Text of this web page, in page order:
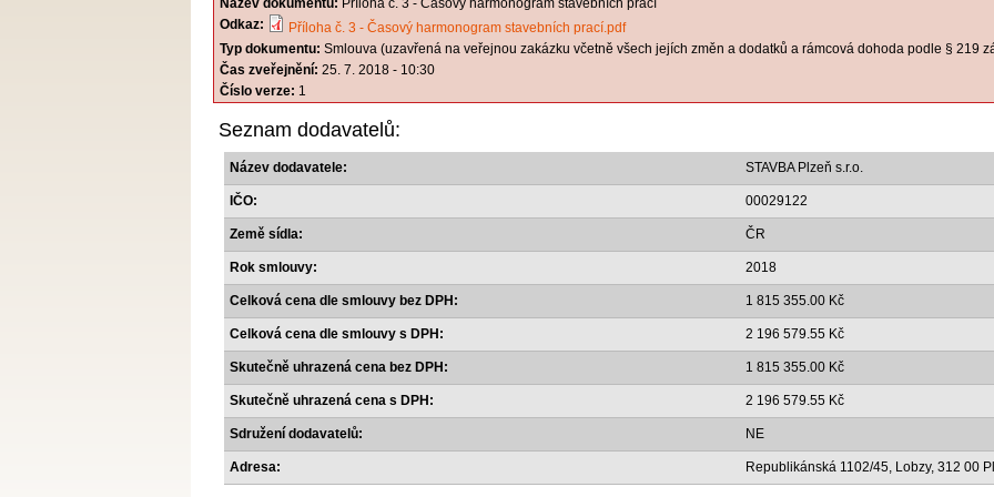
Název dokumentu: Příloha č. 3 - Časový harmonogram stavebních prací
Odkaz:
Příloha č. 3 - Časový harmonogram stavebních prací.pdf
Typ dokumentu: Smlouva (uzavřená na veřejnou zakázku včetně všech jejích změn a dodatků a rámcová dohoda podle § 219
Čas zveřejnění: 25. 7. 2018 - 10:30
Číslo verze: 1
Seznam dodavatelů:
Název dodavatele: STAVBA Plzeň s.r.o.
IČO: 00029122
Země sídla: ČR
Rok smlouvy: 2018
Celková cena dle smlouvy bez DPH: 1 815 355.00 Kč
Celková cena dle smlouvy s DPH: 2 196 579.55 Kč
Skutečně uhrazená cena bez DPH: 1 815 355.00 Kč
Skutečně uhrazená cena s DPH: 2 196 579.55 Kč
Sdružení dodavatelů: NE
Adresa: Republikánská 1102/45, Lobzy, 312 00